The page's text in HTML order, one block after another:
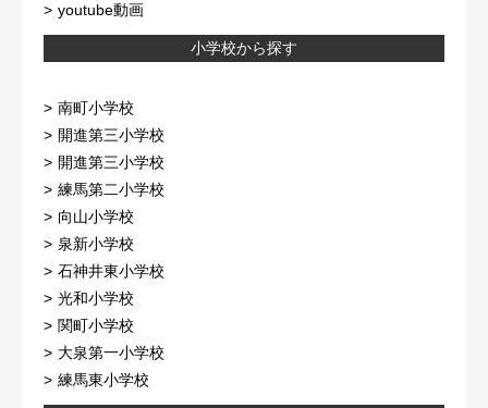
youtube動画
小学校から探す
南町小学校
開進第三小学校
開進第三小学校
練馬第二小学校
向山小学校
泉新小学校
石神井東小学校
光和小学校
関町小学校
大泉第一小学校
練馬東小学校